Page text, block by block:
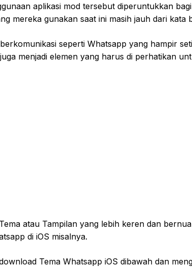
aplikasi mod tersebut diperuntukkan
mereka gunakan saat ini masih jauh dari kata
seperti Whatsapp yang hampir
menjadi elemen yang harus di perhatikan
atau Tampilan yang lebih keren dan
di iOS misalnya.
Tema Whatsapp iOS dibawah dan